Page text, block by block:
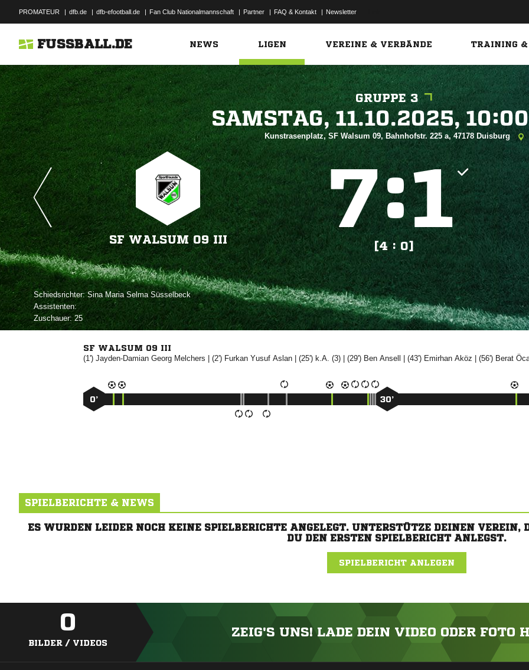
PROMATEUR | dfb.de | dfb-efootball.de | Fan Club Nationalmannschaft | Partner | FAQ & Kontakt | Newsletter
FUSSBALL.DE NEWS LIGEN VEREINE & VERBÄNDE TRAINING &
GRUPPE 3
 
Kunstrasenplatz, SF Walsum 09, Bahnhofstr. 225 a, 47178 Duisburg
SF WALSUM 09 III
:
[4 : 0]
Schiedsrichter:   
Assistenten:
Zuschauer:25
SF WALSUM 09 III
(1')   | (2')  | (25') k.A. (3) | (29')  | (43')  | (56') 
0’ 30’
SPIELBERICHTE & NEWS
ES WURDEN LEIDER NOCH KEINE SPIELBERICHTE ANGELEGT. UNTERSTÜTZE DEINEN
DU DEN ERSTEN SPIELBERICHT ANLEGST.
SPIELBERICHT ANLEGEN
0
BILDER / VIDEOS
ZEIG'S UNS! LADE DEIN VIDEO ODER FOTO